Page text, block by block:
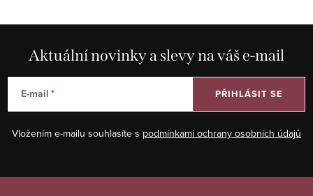
Aktuální novinky a slevy na váš e-mail
E-mail
Vložením e-mailu souhlasíte s podmínkami ochrany osobních údajů
PŘIHLÁSIT SE